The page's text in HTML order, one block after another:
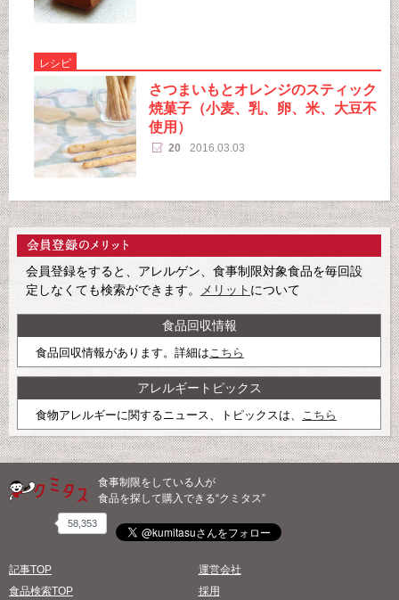
レシピ
さつまいもとオレンジのスティック
焼菓子（小麦、乳、卵、米、大豆不
使用）
20 2016.03.03
会員登録をすると、アレルゲン、食事制限対象食品を毎回設
定しなくても検索ができます。
メリット について
食品回収情報
食品回収情報があります。詳細はこちら
アレルギートピックス
食物アレルギーに関するニュース、トピックスは、 こちら
食事制限をしている人が
食品を探して購入できる“クミタス”
58,353
記事TOP
食品検索TOP
運営会社
採用